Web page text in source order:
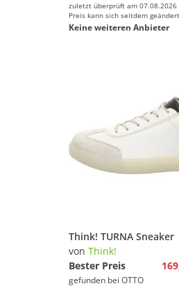
zuletzt überprüft am 07.08.2026
Preis kann sich seitdem
Keine weiteren Anbieter
Think! TURNA Sneaker
von Think!
Bester Preis
gefunden bei OTTO